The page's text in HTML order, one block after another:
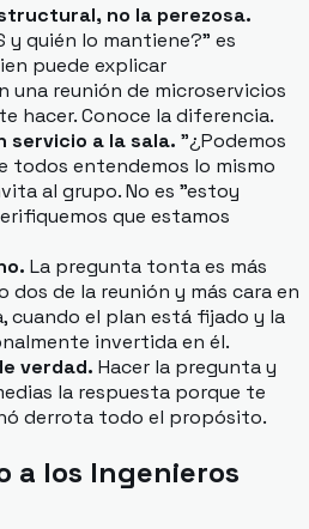
no la perezosa.
y quién lo mantiene?" es
puede explicar
una reunión de microservicios
hacer. Conoce la diferencia.
servicio a la sala. "¿Podemos
todos entendemos lo mismo
al grupo. No es "estoy
que estamos
La pregunta tonta es más
dos de la reunión y más cara en
cuando el plan está fijado y la
invertida en él.
verdad. Hacer la pregunta y
la respuesta porque te
derrota todo el propósito.
a los Ingenieros